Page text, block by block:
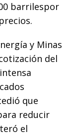
barrilespor
y Minas
del
que
reducir
el